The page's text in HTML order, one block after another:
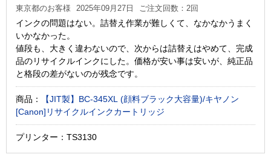
東京都のお客様 2025年09月27日 ご注文回数：2回
インクの問題はない。詰替え作業が難しくて、なかなかうまく
いかなかった。
値段も、大きく違わないので、次からは詰替えはやめて、完成
品のリサイクルインクにした。価格が安い事は安いが、純正品
と格段の差がないのが残念です。
商品：
【JIT製】BC-345XL (顔料ブラック大容量)/キヤノン
[Canon]リサイクルインクカートリッジ
プリンター：TS3130